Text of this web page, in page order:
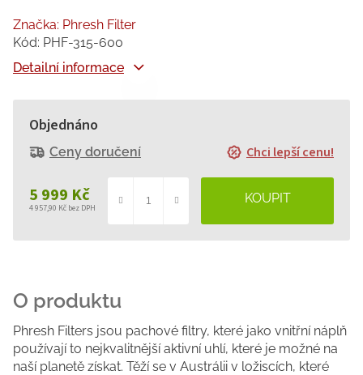
5 999 Kč
4 957,90 Kč bez DPH
cena:
Objednáno
Ceny doručení Chci lepší cenu!
Detailní informace
Značka: Phresh Filter
Kód: PHF-315-600
Phresh Filters jsou pachové filtry, které jako vnitřní náplň
používají to nejkvalitnější aktivní uhlí, které je možné na
naší planetě získat. Těží se v Austrálii v ložiscích, které